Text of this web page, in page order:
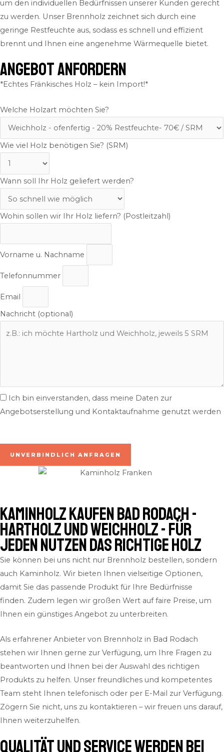
um den individuellen Bedürfnissen unserer Kunden gerecht
zu werden. Unser Brennholz zeichnet sich durch eine
geringe Restfeuchte aus, sodass es schnell und effizient
brennt und Ihnen eine angenehme Wärmequelle bietet.
ANGEBOT ANFORDERN
*Echtes Fränkisches Holz – kein Import!*
Welche Holzart möchten Sie?
Wie viel Holz benötigen Sie? (SRM)
Wann soll Ihr Holz geliefert werden?
Wohin sollen wir Ihr Holz liefern? (Postleitzahl)
Vorname u. Nachname
Telefonnummer
Email
Nachricht (optional)
Ich bin einverstanden, dass meine Daten zur
Angebotserstellung und Kontaktaufnahme genutzt werden
UNVERBINDLICH ANFRAGEN
Kaminholz kaufen Bad Rodach -
Hartholz und Weichholz - für
jeden Nutzen das richtige Holz
Sie können bei uns nicht nur Brennholz bestellen, sondern
auch Kaminholz. Wir bieten Ihnen vielseitige Optionen,
damit Sie das passende Produkt für Ihre Bedürfnisse
finden. Zudem legen wir großen Wert auf faire Preise, um
Ihnen ein günstiges Angebot zu unterbreiten.
Als erfahrener Anbieter von Brennholz in Bad Rodach
stehen wir Ihnen gerne zur Verfügung, um Ihre Fragen zu
beantworten und Ihnen bei der Auswahl des richtigen
Produkts zu helfen. Unser freundliches und kompetentes
Team steht Ihnen telefonisch oder per E-Mail zur Verfügung.
Zögern Sie nicht, uns zu kontaktieren – wir freuen uns darauf,
Ihnen weiterzuhelfen.
QUALITÄT und SERVICE werden bei